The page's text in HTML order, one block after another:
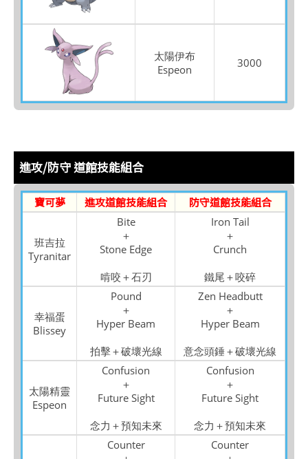
太陽伊布
Espeon
3000
進攻/防守 道館技能組合
寶可夢 進攻道館技能組合 防守道館技能組合
班吉拉
Tyranitar
Bite
＋
Stone Edge
啃咬＋石刃
Iron Tail
＋
Crunch
鐵尾＋咬碎
幸福蛋
Blissey
Pound
＋
Hyper Beam
拍擊＋破壞光線
Zen Headbutt
＋
Hyper Beam
意念頭錘＋破壞光線
太陽精靈
Espeon
Confusion
＋
Future Sight
念力＋預知未來
Confusion
＋
Future Sight
念力＋預知未來
Counter
Counter